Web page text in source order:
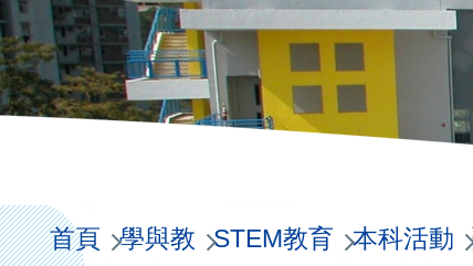
首頁 學與教 STEM教育 本科活動